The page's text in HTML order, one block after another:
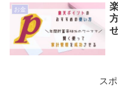
お金
ス